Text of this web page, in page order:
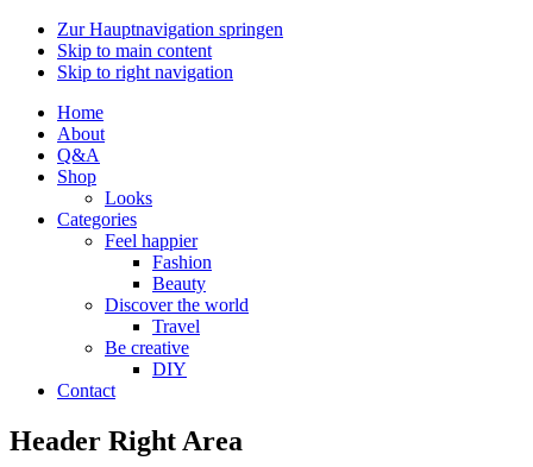
Zur Hauptnavigation springen
Skip to main content
Skip to right navigation
Home
About
Q&A
Shop
Looks
Categories
Feel happier
Fashion
Beauty
Discover the world
Travel
Be creative
DIY
Contact
Header Right Area